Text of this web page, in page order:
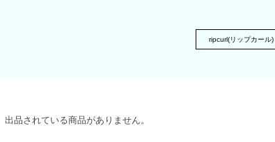
ripcurl(リップカール)
出品されている商品がありません。